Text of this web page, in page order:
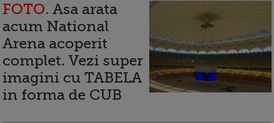
FOTO. Asa arata
acum National
Arena acoperit
complet. Vezi super
imagini cu TABELA
in forma de CUB